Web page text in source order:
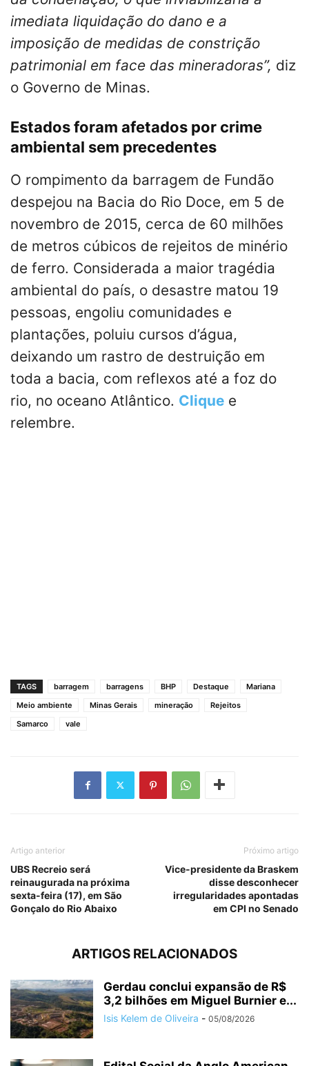
imediata liquidação do dano e a
imposição de medidas de constrição
patrimonial em face das mineradoras”, diz
o Governo de Minas.
Estados foram afetados por crime
ambiental sem precedentes
O rompimento da barragem de Fundão
despejou na Bacia do Rio Doce, em 5 de
novembro de 2015, cerca de 60 milhões
de metros cúbicos de rejeitos de minério
de ferro. Considerada a maior tragédia
ambiental do país, o desastre matou 19
pessoas, engoliu comunidades e
plantações, poluiu cursos d’água,
deixando um rastro de destruição em
toda a bacia, com reflexos até a foz do
rio, no oceano Atlântico. Clique e
relembre.
TAGS barragem barragens BHP Destaque
Mariana
Meio ambiente
Minas Gerais mineração
Rejeitos
Samarco
vale
Artigo anterior
UBS Recreio será
reinaugurada na próxima
sexta-feira (17), em São
Gonçalo do Rio Abaixo
Próximo artigo
Vice-presidente da Braskem
disse desconhecer
irregularidades apontadas
em CPI no Senado
ARTIGOS RELACIONADOS
Gerdau conclui expansão de R$
3,2 bilhões em Miguel Burnier e...
Isis Kelem de Oliveira - 05/08/2026